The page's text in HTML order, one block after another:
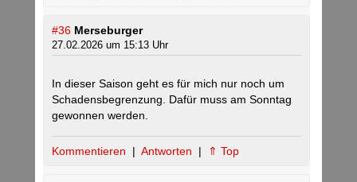
#36 Merseburger
27.02.2026 um 15:13 Uhr
In dieser Saison geht es für mich nur noch um
Schadensbegrenzung. Dafür muss am Sonntag
gewonnen werden.
Kommentieren | Antworten | ⇑ Top